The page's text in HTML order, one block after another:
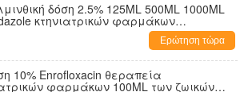
δόση 2.5% 125ML 500ML 1000ML
κτηνιατρικών φαρμάκων
Ερώτηση τώρα
10% Enrofloxacin θεραπεία
φαρμάκων 100ML των ζωικών